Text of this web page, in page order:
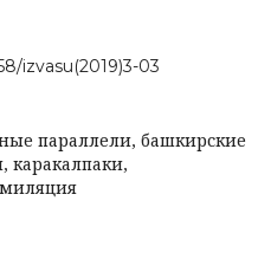
izvasu(2019)3-03
параллели, башкирские
каракалпаки,